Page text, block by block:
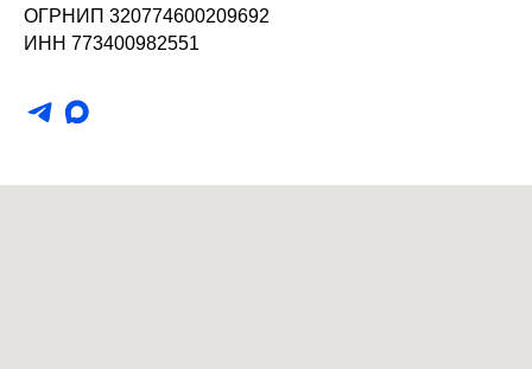
ОГРНИП 320774600209692
ИНН 773400982551